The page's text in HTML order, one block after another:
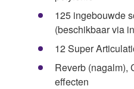
125 ingebouwde
(beschikbaar via
12 Super
Reverb (nagalm),
effecten